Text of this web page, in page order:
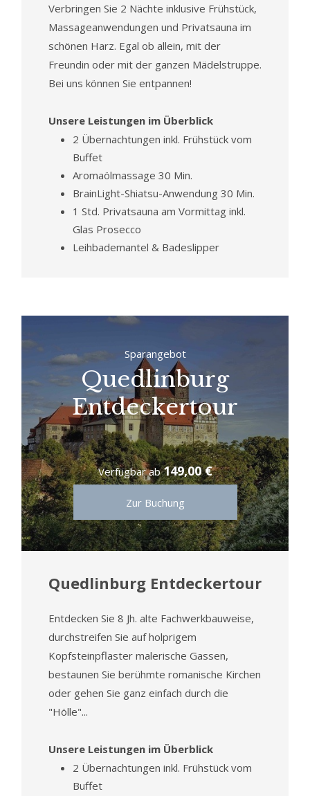
Verbringen Sie 2 Nächte inklusive Frühstück,
Massageanwendungen und Privatsauna im
schönen Harz. Egal ob allein, mit der
Freundin oder mit der ganzen Mädelstruppe.
Bei uns können Sie entpannen!
Unsere Leistungen im Überblick
2 Übernachtungen inkl. Frühstück vom
Buffet
Aromaölmassage 30 Min.
BrainLight-Shiatsu-Anwendung 30 Min.
1 Std. Privatsauna am Vormittag inkl.
Glas Prosecco
Leihbademantel & Badeslipper
Sparangebot
Quedlinburg
Entdeckertour
Verfügbar ab149,00 €
Zur Buchung
Quedlinburg Entdeckertour
Entdecken Sie 8 Jh. alte Fachwerkbauweise,
durchstreifen Sie auf holprigem
Kopfsteinpflaster malerische Gassen,
bestaunen Sie berühmte romanische Kirchen
oder gehen Sie ganz einfach durch die
"Hölle"...
Unsere Leistungen im Überblick
2 Übernachtungen inkl. Frühstück vom
Buffet